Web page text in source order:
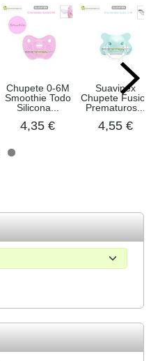
Chupete 0-6M
Smoothie Todo
Silicona...
4,35 €
Suavinex
Chupete Fusion
Prematuros...
4,55 €